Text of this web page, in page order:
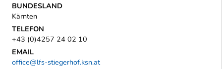
BUNDESLAND
Kärnten
TELEFON
+43 (0)4257 24 02 10
EMAIL
office@lfs-stiegerhof.ksn.at